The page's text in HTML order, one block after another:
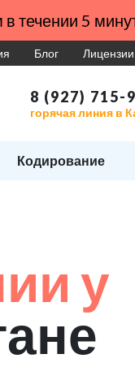
течении 5
Блог
8 (927) 715-
горячая линия в
Кодирование
у